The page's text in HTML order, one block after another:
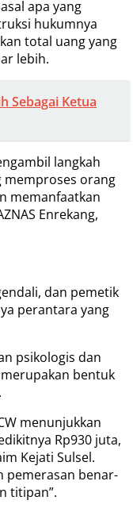
apa yang
hukumnya
total uang yang
lebih.
Sebagai Ketua
langkah
memproses orang
memanfaatkan
Enrekang,
dan pemetik
perantara yang
psikologis dan
bentuk
menunjukkan
Rp930 juta,
Kejati Sulsel.
pemerasan benar-
titipan”.